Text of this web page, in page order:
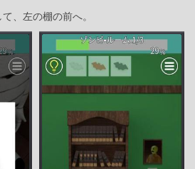
、左の棚の前へ。